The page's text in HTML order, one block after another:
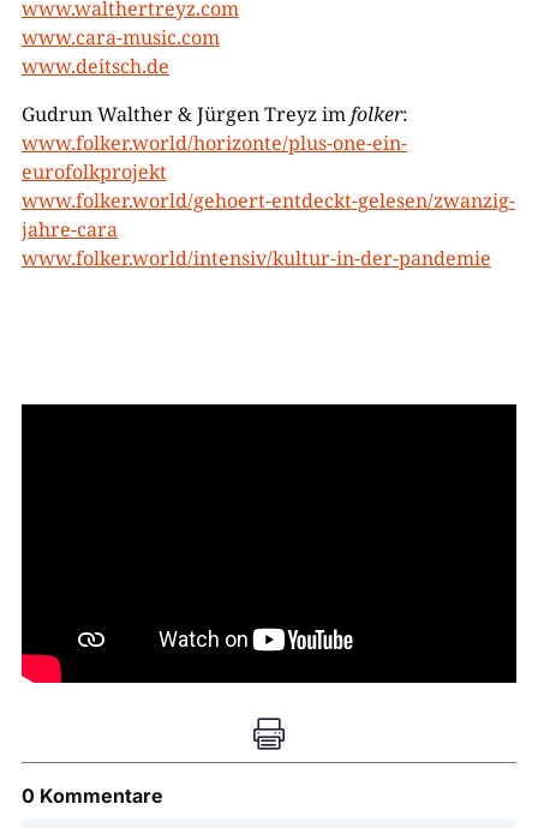
www.walthertreyz.com
www.cara-music.com
www.deitsch.de
Gudrun Walther & Jürgen Treyz imfolker:
www.folker.world/horizonte/plus-one-ein-
eurofolkprojekt
www.folker.world/gehoert-entdeckt-gelesen/zwanzig-
jahre-cara
www.folker.world/intensiv/kultur-in-der-pandemie

0 Kommentare